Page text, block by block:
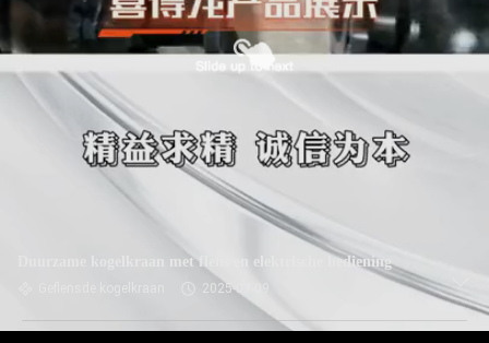
Duurzame kogelkraan met flens en elektrische bediening
2025-07-09